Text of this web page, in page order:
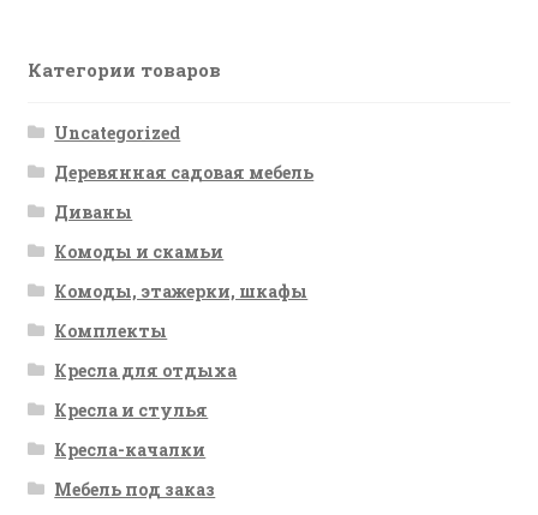
Категории товаров
Uncategorized
Деревянная садовая мебель
Диваны
Комоды и скамьи
Комоды, этажерки, шкафы
Комплекты
Кресла для отдыха
Кресла и стулья
Кресла-качалки
Мебель под заказ